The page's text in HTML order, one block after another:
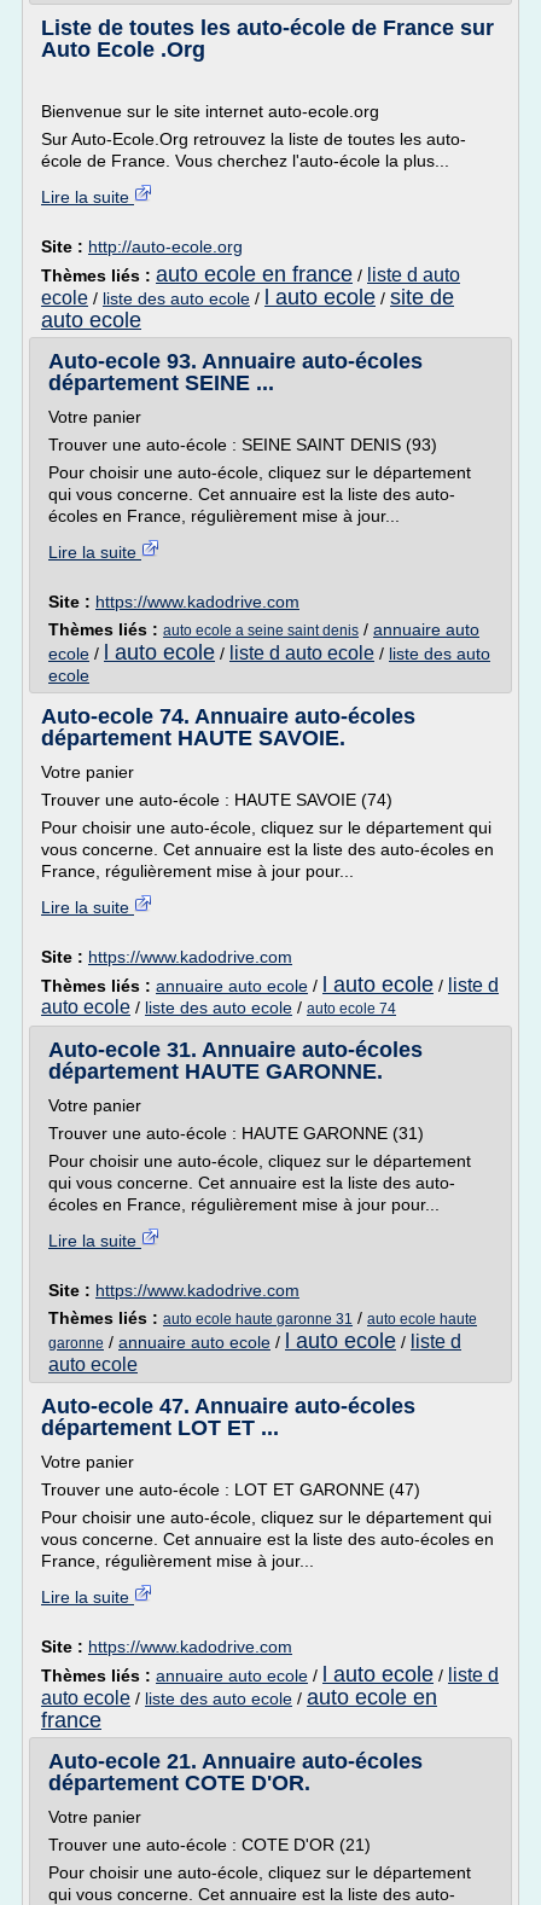
Liste de toutes les auto-école de France sur
Auto Ecole .Org
Bienvenue sur le site internet auto-ecole.org
Sur Auto-Ecole.Org retrouvez la liste de toutes les auto-
école de France. Vous cherchez l'auto-école la plus...
Lire la suite
Site : http://auto-ecole.org
Thèmes liés : auto ecole en france / liste d auto
ecole / liste des auto ecole / l auto ecole / site de
auto ecole
Auto-ecole 93. Annuaire auto-écoles
département SEINE ...
Votre panier
Trouver une auto-école : SEINE SAINT DENIS (93)
Pour choisir une auto-école, cliquez sur le département
qui vous concerne. Cet annuaire est la liste des auto-
écoles en France, régulièrement mise à jour...
Lire la suite
Site : https://www.kadodrive.com
Thèmes liés : auto ecole a seine saint denis / annuaire auto
ecole / l auto ecole / liste d auto ecole / liste des auto
ecole
Auto-ecole 74. Annuaire auto-écoles
département HAUTE SAVOIE.
Votre panier
Trouver une auto-école : HAUTE SAVOIE (74)
Pour choisir une auto-école, cliquez sur le département qui
vous concerne. Cet annuaire est la liste des auto-écoles en
France, régulièrement mise à jour pour...
Lire la suite
Site : https://www.kadodrive.com
Thèmes liés : annuaire auto ecole / l auto ecole / liste d
auto ecole / liste des auto ecole / auto ecole 74
Auto-ecole 31. Annuaire auto-écoles
département HAUTE GARONNE.
Votre panier
Trouver une auto-école : HAUTE GARONNE (31)
Pour choisir une auto-école, cliquez sur le département
qui vous concerne. Cet annuaire est la liste des auto-
écoles en France, régulièrement mise à jour pour...
Lire la suite
Site : https://www.kadodrive.com
Thèmes liés : auto ecole haute garonne 31 / auto ecole haute
garonne / annuaire auto ecole / l auto ecole / liste d
auto ecole
Auto-ecole 47. Annuaire auto-écoles
département LOT ET ...
Votre panier
Trouver une auto-école : LOT ET GARONNE (47)
Pour choisir une auto-école, cliquez sur le département qui
vous concerne. Cet annuaire est la liste des auto-écoles en
France, régulièrement mise à jour...
Lire la suite
Site : https://www.kadodrive.com
Thèmes liés : annuaire auto ecole / l auto ecole / liste d
auto ecole / liste des auto ecole / auto ecole en
france
Auto-ecole 21. Annuaire auto-écoles
département COTE D'OR.
Votre panier
Trouver une auto-école : COTE D'OR (21)
Pour choisir une auto-école, cliquez sur le département
qui vous concerne. Cet annuaire est la liste des auto-